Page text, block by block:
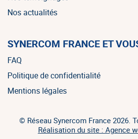
Nos actualités
SYNERCOM FRANCE ET
FAQ
Politique de confidentialité
Mentions légales
© Réseau Synercom France 2026.
Réalisation du site : Agence